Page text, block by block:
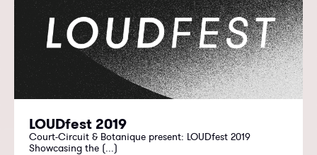
LOUDfest 2019
Court-Circuit & Botanique present: LOUDfest 2019
Showcasing the (...)